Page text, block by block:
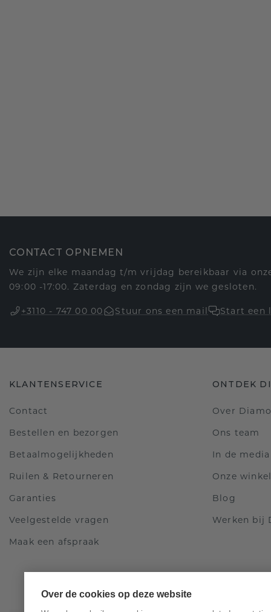
CONTACT OPNEMEN
We zijn elke maandag t/m vrijdag bereikbaar via
09:00 -17:00. Zaterdag en zondag zijn we gesloten.
+3110 - 747 00 00 Stuur ons een mail Start een
KLANTENSERVICE
Contact
Bestellen en bezorgen
Betaalmogelijkheden
Ruilen & Retourneren
Garanties
Veelgestelde vragen
Maak een afspraak
ONTDEK
Over
Ons team
In de media
Onze
Blog
Werken bij
Over de cookies op deze website